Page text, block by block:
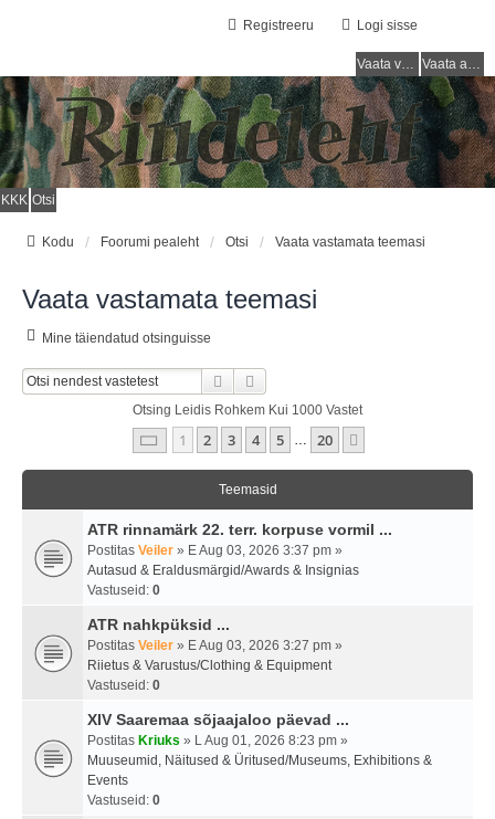
Logi sisse
Registreeru
Vaata vastamata teemasi Vaata aktiivseid teemasid
KKK Otsi
Kodu Foorumi pealeht Otsi Vaata vastamata teemasi
Vaata vastamata teemasi
Mine täiendatud otsinguisse
Otsi
Otsing Leidis Rohkem Kui 1000 Vastet
. Leht20 -st
1 2 3 4 5 … 20
Teemasid
ATR rinnamärk 22. terr. korpuse vormil ...
Postitas Veiler » E Aug 03, 2026 3:37 pm »
Autasud & Eraldusmärgid/Awards & Insignias
Vastuseid: 0
ATR nahkpüksid ...
Postitas Veiler » E Aug 03, 2026 3:27 pm »
Riietus & Varustus/Clothing & Equipment
Vastuseid: 0
XIV Saaremaa sõjaajaloo päevad ...
Postitas Kriuks » L Aug 01, 2026 8:23 pm »
Muuseumid, Näitused & Üritused/Museums, Exhibitions &
Events
Vastuseid: 0